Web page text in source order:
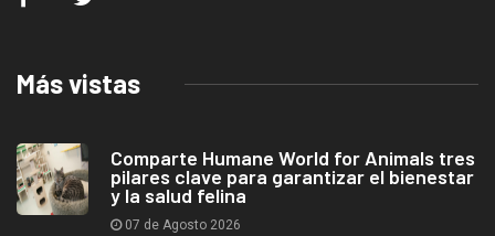
Más vistas
Comparte Humane World for Animals tres
pilares clave para garantizar el bienestar
y la salud felina
07 de Agosto 2026